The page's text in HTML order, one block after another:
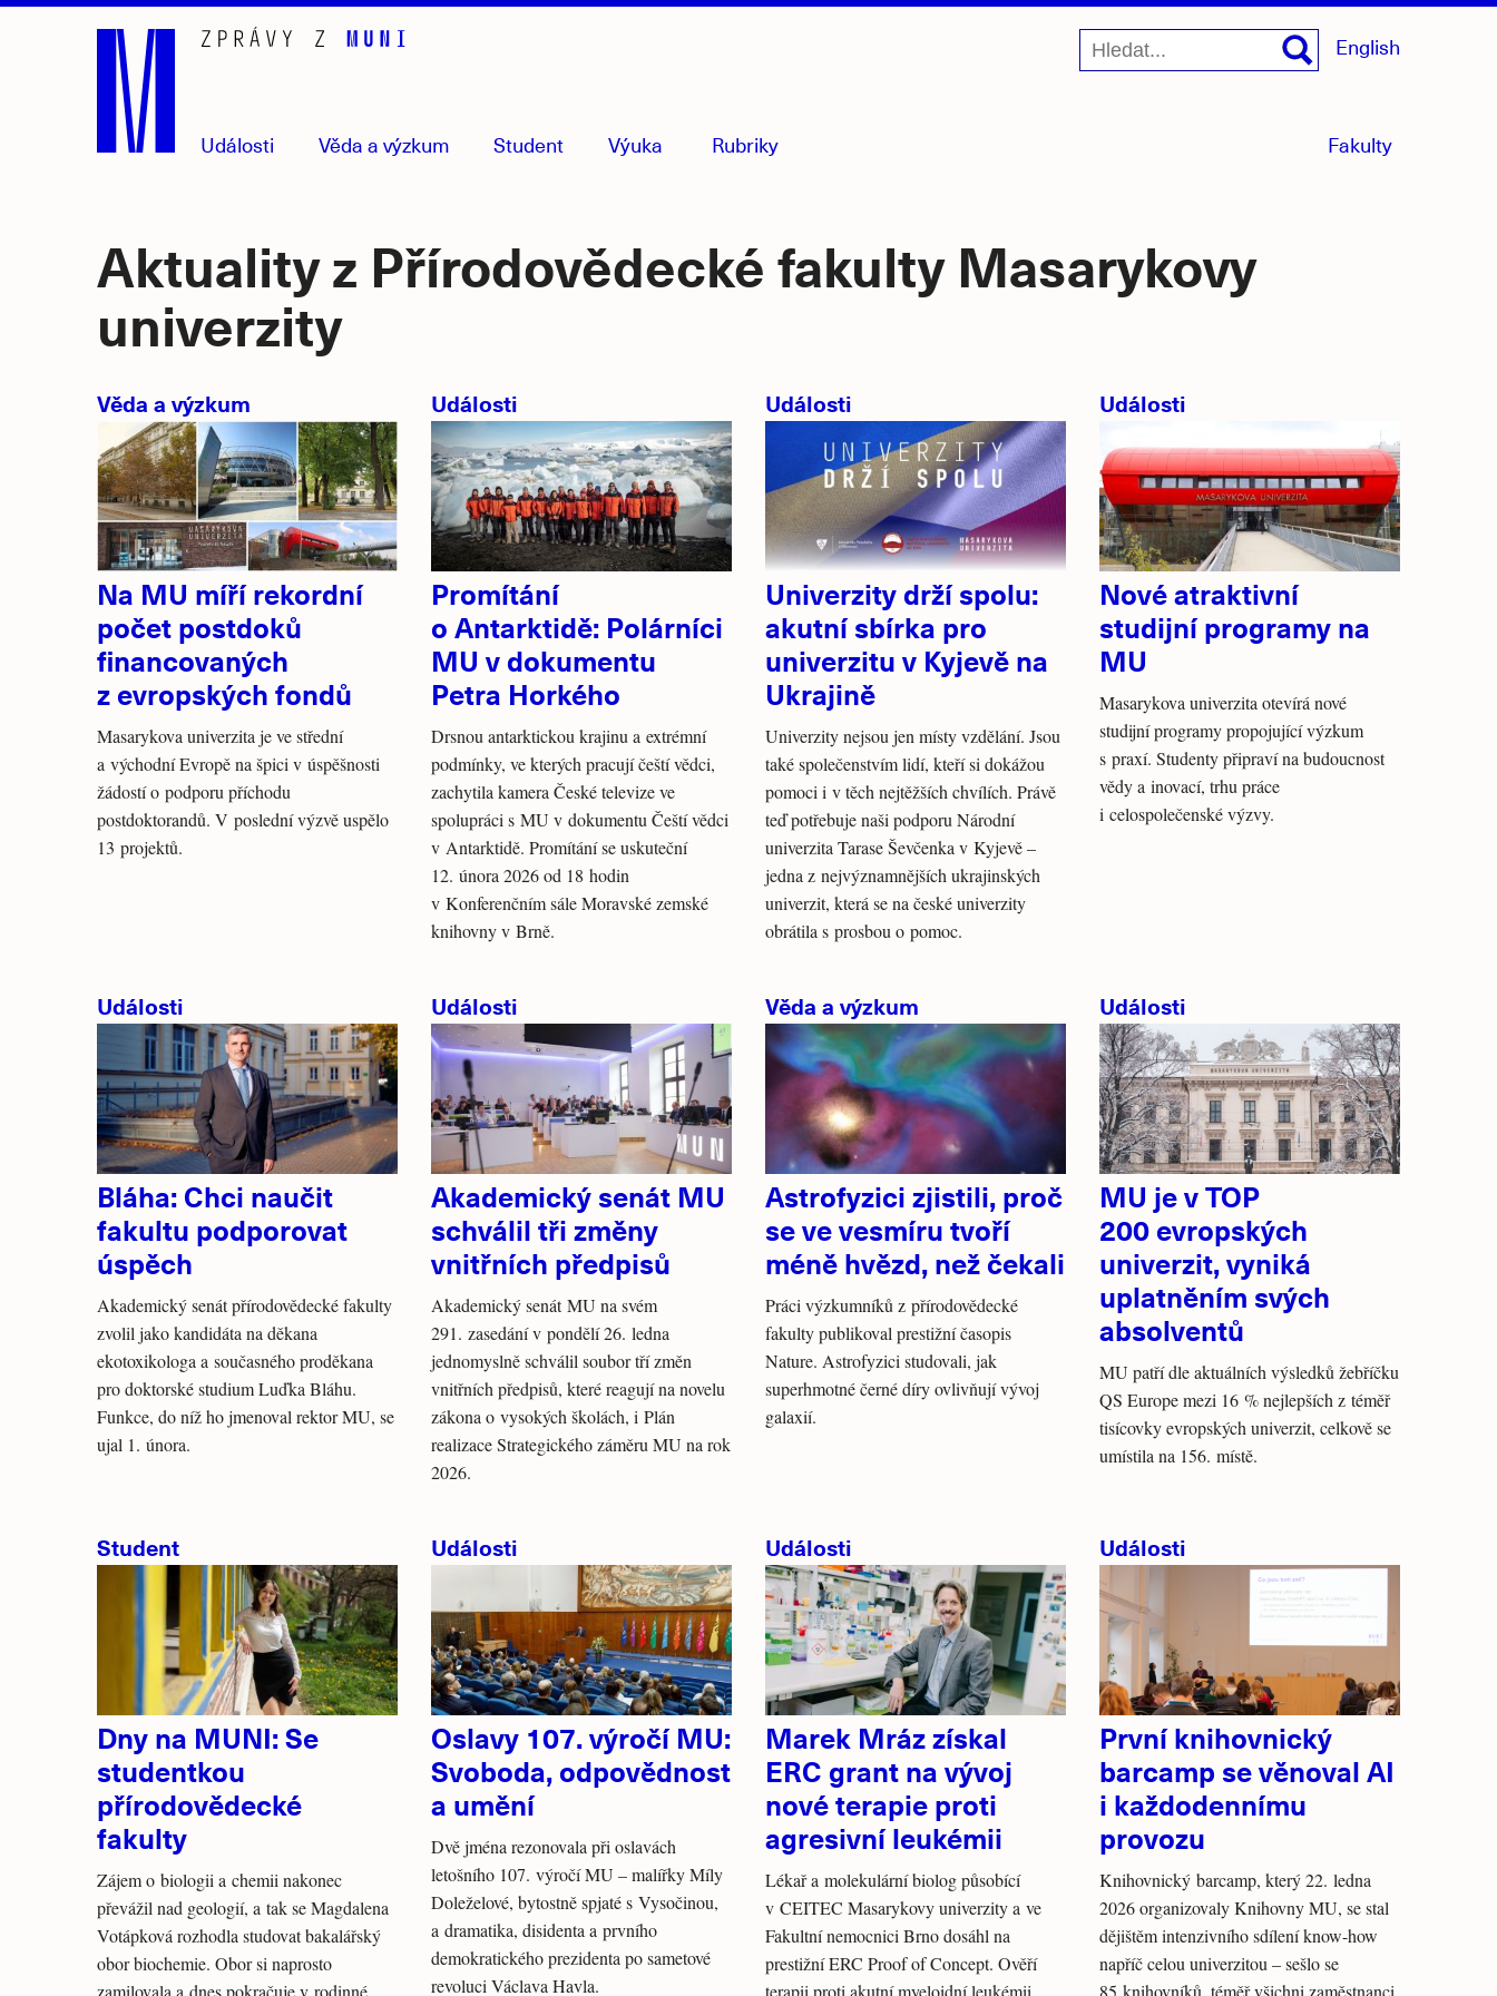
Události Věda a výzkum Student Výuka Rubriky Fakultymenu
English
Aktuality z Přírodovědecké fakulty Masarykovy
univerzity
Věda a výzkum
Na MU míří rekordní
počet postdoků
financovaných
z evropských fondů
Masarykova univerzita je ve střední
a východní Evropě na špici v úspěšnosti
žádostí o podporu příchodu
postdoktorandů. V poslední výzvě uspělo
13 projektů.
Události
Promítání
o Antarktidě: Polárníci
MU v dokumentu
Petra Horkého
Drsnou antarktickou krajinu a extrémní
podmínky, ve kterých pracují čeští vědci,
zachytila kamera České televize ve
spolupráci s MU v dokumentu Čeští vědci
v Antarktidě. Promítání se uskuteční
12. února 2026 od 18 hodin
v Konferenčním sále Moravské zemské
knihovny v Brně.
Události
Univerzity drží spolu:
akutní sbírka pro
univerzitu v Kyjevě na
Ukrajině
Univerzity nejsou jen místy vzdělání. Jsou
také společenstvím lidí, kteří si dokážou
pomoci i v těch nejtěžších chvílích. Právě
teď potřebuje naši podporu Národní
univerzita Tarase Ševčenka v Kyjevě –
jedna z nejvýznamnějších ukrajinských
univerzit, která se na české univerzity
obrátila s prosbou o pomoc.
Události
Nové atraktivní
studijní programy na
MU
Masarykova univerzita otevírá nové
studijní programy propojující výzkum
s praxí. Studenty připraví na budoucnost
vědy a inovací, trhu práce
i celospolečenské výzvy.
Události
Bláha: Chci naučit
fakultu podporovat
úspěch
Akademický senát přírodovědecké fakulty
zvolil jako kandidáta na děkana
ekotoxikologa a současného proděkana
pro doktorské studium Luďka Bláhu.
Funkce, do níž ho jmenoval rektor MU, se
ujal 1. února.
Události
Akademický senát MU
schválil tři změny
vnitřních předpisů
Akademický senát MU na svém
291. zasedání v pondělí 26. ledna
jednomyslně schválil soubor tří změn
vnitřních předpisů, které reagují na novelu
zákona o vysokých školách, i Plán
realizace Strategického záměru MU na rok
2026.
Věda a výzkum
Astrofyzici zjistili, proč
se ve vesmíru tvoří
méně hvězd, než čekali
Práci výzkumníků z přírodovědecké
fakulty publikoval prestižní časopis
Nature. Astrofyzici studovali, jak
superhmotné černé díry ovlivňují vývoj
galaxií.
Události
MU je v TOP
200 evropských
univerzit, vyniká
uplatněním svých
absolventů
MU patří dle aktuálních výsledků žebříčku
QS Europe mezi 16 % nejlepších z téměř
tisícovky evropských univerzit, celkově se
umístila na 156. místě.
Student
Dny na MUNI: Se
studentkou
přírodovědecké
fakulty
Zájem o biologii a chemii nakonec
převážil nad geologií, a tak se Magdalena
Votápková rozhodla studovat bakalářský
obor biochemie. Obor si naprosto
zamilovala a dnes pokračuje v rodinné
Události
Oslavy 107. výročí MU:
Svoboda, odpovědnost
a umění
Dvě jména rezonovala při oslavách
letošního 107. výročí MU – malířky Míly
Doleželové, bytostně spjaté s Vysočinou,
a dramatika, disidenta a prvního
demokratického prezidenta po sametové
revoluci Václava Havla.
Události
Marek Mráz získal
ERC grant na vývoj
nové terapie proti
agresivní leukémii
Lékař a molekulární biolog působící
v CEITEC Masarykovy univerzity a ve
Fakultní nemocnici Brno dosáhl na
prestižní ERC Proof of Concept. Ověří
terapii proti akutní myeloidní leukémii.
Události
První knihovnický
barcamp se věnoval AI
i každodennímu
provozu
Knihovnický barcamp, který 22. ledna
2026 organizovaly Knihovny MU, se stal
dějištěm intenzivního sdílení know-how
napříč celou univerzitou – sešlo se
85 knihovníků, téměř všichni zaměstnanci